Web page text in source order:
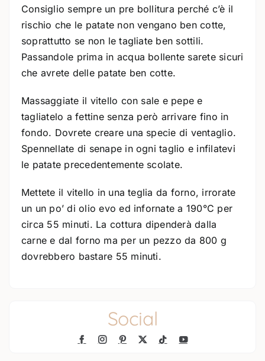
Consiglio sempre un pre bollitura perché c’è il
rischio che le patate non vengano ben cotte,
soprattutto se non le tagliate ben sottili.
Passandole prima in acqua bollente sarete sicuri
che avrete delle patate ben cotte.
Massaggiate il vitello con sale e pepe e
tagliatelo a fettine senza però arrivare fino in
fondo. Dovrete creare una specie di ventaglio.
Spennellate di senape in ogni taglio e infilatevi
le patate precedentemente scolate.
Mettete il vitello in una teglia da forno, irrorate
un un po’ di olio evo ed infornate a 190°C per
circa 55 minuti. La cottura dipenderà dalla
carne e dal forno ma per un pezzo da 800 g
dovrebbero bastare 55 minuti.
Social